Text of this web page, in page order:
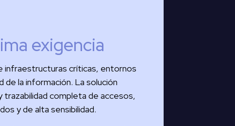
exigencia
infraestructuras críticas, entornos
la información. La solución
completa de accesos,
y de alta sensibilidad.